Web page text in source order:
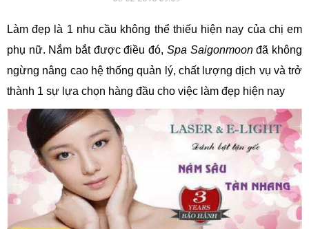
Làm đẹp là 1 nhu cầu không thể thiếu hiện nay của chị em
phụ nữ. Nắm bắt được điều đó, Spa Saigonmoonđã không
ngừng nâng cao hệ thống quản lý, chất lượng dịch vụ và trở
thành 1 sự lựa chọn hàng đầu cho việc làm đẹp hiện nay